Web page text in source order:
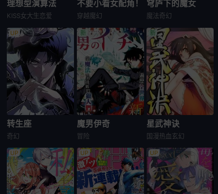
理想型演算法
KISS女大生恋爱
不要小看女配角！
穿越魔幻
穹庐下的魔女
魔法奇幻
转生座
奇幻
魔男伊奇
冒险
星武神诀
国漫热血玄幻